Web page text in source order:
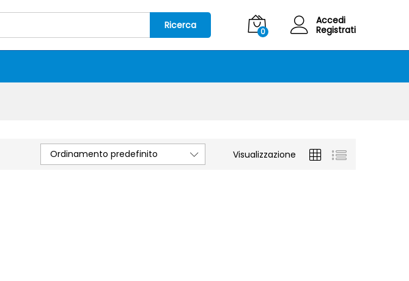
Ricerca
0
Accedi
Registrati
Visualizzazione
Ordinamento predefinito